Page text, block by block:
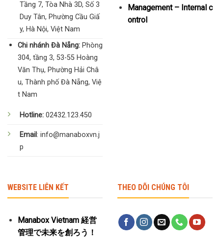
Tầng 7, Tòa Nhà 3D, Số 3
Duy Tân, Phường Cầu Giấ
y, Hà Nội, Việt Nam
Chi nhánh Đà Nẵng:Phòng
304, tầng 3, 53-55 Hoàng
Văn Thụ, Phường Hải Châ
u, Thành phố Đà Nẵng, Việ
t Nam
Hotline: 02432.123.450
Email: info@manaboxvn.j
p
Management – Internal c
ontrol
WEBSITE LIÊN KẾT
Manabox Vietnam 経営
管理で未来を創ろう！
THEO DÕI CHÚNG TÔI